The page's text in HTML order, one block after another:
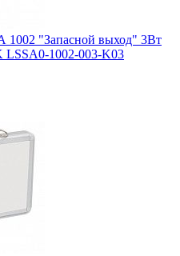
1002 "Запасной выход" 3Вт
LSSA0-1002-003-K03